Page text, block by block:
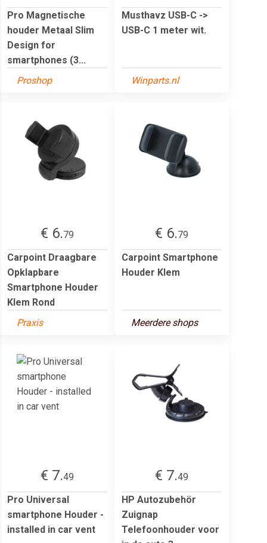
Pro Magnetische
houder Metaal Slim
Design for
smartphones (3...
Proshop
Musthavz USB-C ->
USB-C 1 meter wit.
Winparts.nl
€ 6.79
Carpoint Draagbare
Opklapbare
Smartphone Houder
Klem Rond
Praxis
€ 6.79
Carpoint Smartphone
Houder Klem
Meerdere shops
€ 7.49
Pro Universal
smartphone Houder -
installed in car vent
€ 7.49
HP Autozubehör
Zuignap
Telefoonhouder voor